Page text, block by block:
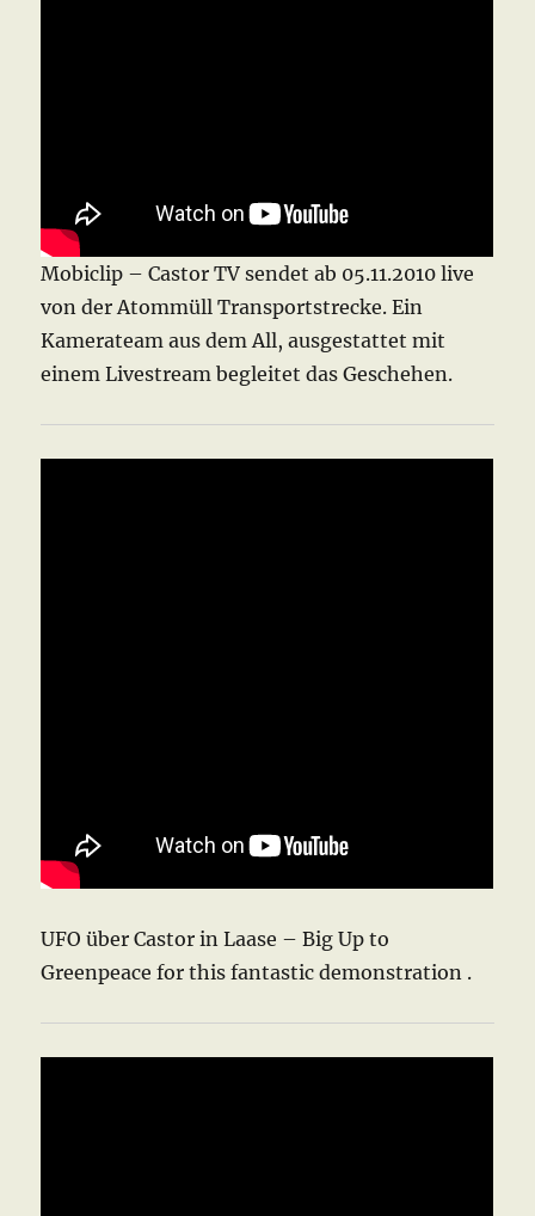
Mobiclip – Castor TV sendet ab 05.11.2010 live
von der Atommüll Transportstrecke. Ein
Kamerateam aus dem All, ausgestattet mit
einem Livestream begleitet das Geschehen.
UFO über Castor in Laase – Big Up to
Greenpeace for this fantastic demonstration .